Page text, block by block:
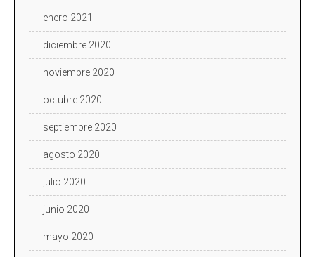
enero 2021
diciembre 2020
noviembre 2020
octubre 2020
septiembre 2020
agosto 2020
julio 2020
junio 2020
mayo 2020